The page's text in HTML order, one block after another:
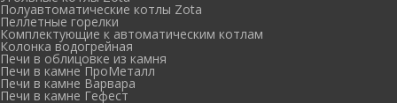
Полуавтоматические котлы Zota
Пеллетные горелки
Комплектующие к автоматическим котлам
Колонка водогрейная
Печи в облицовке из камня
Печи в камне ПроМеталл
Печи в камне Варвара
Печи в камне Гефест